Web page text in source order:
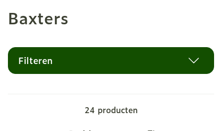
Baxters
Filteren
24 producten